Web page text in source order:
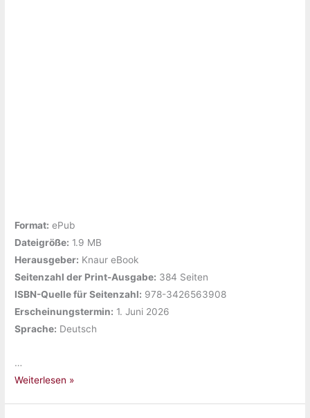
Format: ePub
Dateigröße: ‎1.9 MB
Herausgeber: ‎Knaur eBook
Seitenzahl der Print-Ausgabe: ‎384 Seiten
ISBN-Quelle für Seitenzahl: ‎978-3426563908
Erscheinungstermin: ‎1. Juni 2026
Sprache: ‎Deutsch
…
Gelesen:
Weiterlesen »